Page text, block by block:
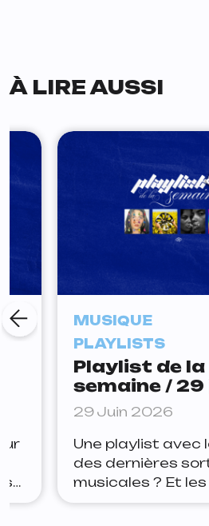
À LIRE AUSSI
MUSIQUE
PLAYLISTS
Playlist de la
semaine / 29
29 Juin 2026
Une playlist avec
des dernières
musicales ? Et
de la rédaction